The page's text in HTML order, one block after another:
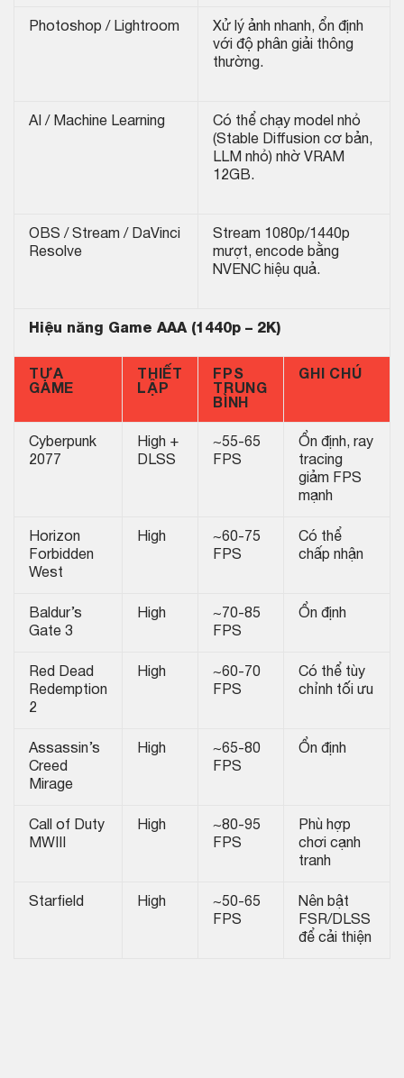
Photoshop / Lightroom
Xử lý ảnh nhanh, ổn định
với độ phân giải thông
thường.
AI / Machine Learning
Có thể chạy model nhỏ
(Stable Diffusion cơ bản,
LLM nhỏ) nhờ VRAM
12GB.
OBS / Stream / DaVinci
Resolve
Stream 1080p/1440p
mượt, encode bằng
NVENC hiệu quả.
Hiệu năng Game AAA (1440p – 2K)
TỰA
GAME
THIẾT
LẬP
FPS
TRUNG
BÌNH
GHI CHÚ
Cyberpunk
2077
High +
DLSS
~55-65
FPS
Ổn định, ray
tracing
giảm FPS
mạnh
Horizon
Forbidden
West
High
~60-75
FPS
Có thể
chấp nhận
Baldur’s
Gate 3
High
~70-85
FPS
Ổn định
Red Dead
Redemption
2
High
~60-70
FPS
Có thể tùy
chỉnh tối ưu
Assassin’s
Creed
Mirage
High
~65-80
FPS
Ổn định
Call of Duty
MWIII
High
~80-95
FPS
Phù hợp
chơi cạnh
tranh
Starfield High
~50-65
FPS
Nên bật
FSR/DLSS
để cải thiện